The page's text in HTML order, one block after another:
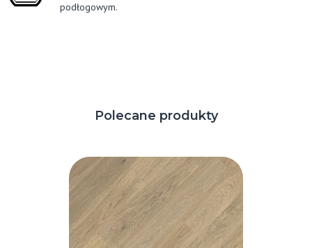
podłogowym.
Polecane produkty